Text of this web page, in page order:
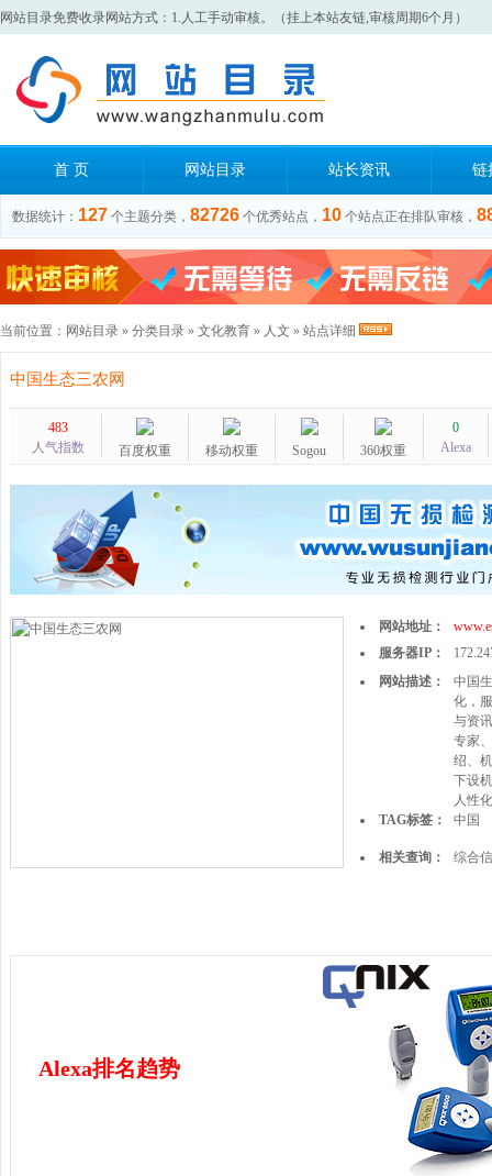
网站目录免费收录网站方式：1.人工手动审核。（挂上本站友链,审核周期6个月）
首 页 网站目录 站长资讯 链
数据统计： 127 个主题分类， 82726 个优秀站点， 10 个站点正在排队审核，
当前位置： 网站目录 » 分类目录 » 文化教育 » 人文 » 站点详细
中国生态三农网
483
人气指数
百度权重 移动权重 Sogou 360权重
0
Alexa
网站地址：
服务器IP：
网站描述：
中国
化，
与资
专家
绍、
下设
人性
TAG标签：
中国
相关查询： 综合
Alexa排名趋势